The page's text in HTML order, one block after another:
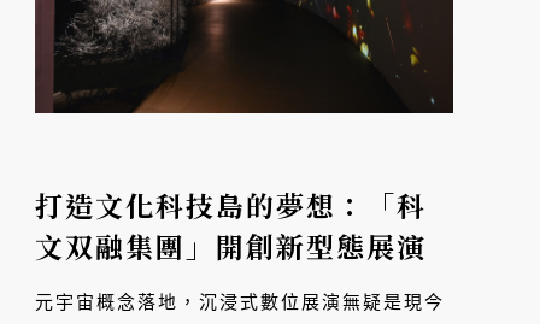
打造文化科技島的夢想：「科
文双融集團」開創新型態展演
元宇宙概念落地，沉浸式數位展演無疑是現今